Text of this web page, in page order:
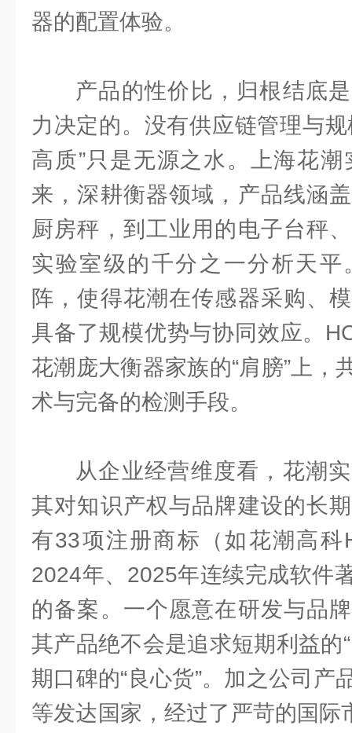
器的配置体验。
产品的性价比，归根结底
力决定的。没有供应链管理与
高质”只是无源之水。上海花
来，深耕衡器领域，产品线涵
厨房秤，到工业用的电子台秤
实验室级的千分之一分析天
阵，使得花潮在传感器采购、
具备了规模优势与协同效应。
花潮庞大衡器家族的“肩膀”上，
术与完备的检测手段。
从企业经营维度看，花潮
其对知识产权与品牌建设的长
有33项注册商标（如花潮高科
2024年、2025年连续完成软件
的备案。一个愿意在研发与品
其产品绝不会是追求短期利益的
期口碑的“良心货”。加之公司产
等发达国家，经过了严苛的国际